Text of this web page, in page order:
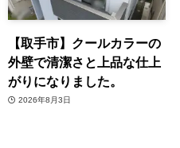
【取手市】クールカラーの
外壁で清潔さと上品な仕上
がりになりました。
2026年8月3日